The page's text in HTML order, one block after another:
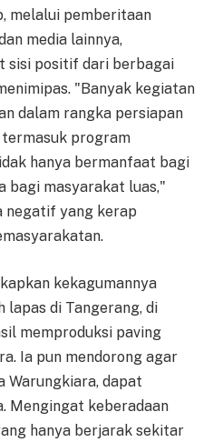
melalui pemberitaan
media lainnya,
sisi positif dari berbagai
"Banyak kegiatan
dalam rangka persiapan
program
hanya bermanfaat bagi
bagi masyarakat luas,"
negatif yang kerap
kekagumannya
lapas di Tangerang, di
memproduksi paving
Ia pun mendorong agar
Warungkiara, dapat
Mengingat keberadaan
hanya berjarak sekitar